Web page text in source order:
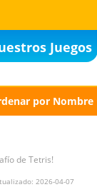
Juegos
por Nombre
de Tetris!
2026-04-07